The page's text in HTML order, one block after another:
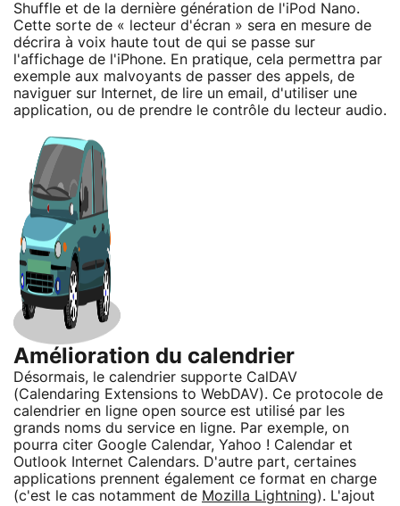
Shuffle et de la dernière génération de l'iPod Nano.
Cette sorte de « lecteur d'écran » sera en mesure de
décrira à voix haute tout de qui se passe sur
l'affichage de l'iPhone. En pratique, cela permettra par
exemple aux malvoyants de passer des appels, de
naviguer sur Internet, de lire un email, d'utiliser une
application, ou de prendre le contrôle du lecteur audio.
Amélioration du calendrier
Désormais, le calendrier supporte CalDAV
(Calendaring Extensions to WebDAV). Ce protocole de
calendrier en ligne open source est utilisé par les
grands noms du service en ligne. Par exemple, on
pourra citer Google Calendar, Yahoo ! Calendar et
Outlook Internet Calendars. D'autre part, certaines
applications prennent également ce format en charge
(c'est le cas notamment de Mozilla Lightning). L'ajout